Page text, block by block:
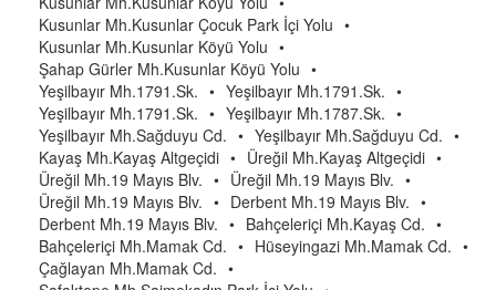
Kusunlar Mh.Kusunlar Çocuk Park İçi Yolu •
Kusunlar Mh.Kusunlar Köyü Yolu •
Şahap Gürler Mh.Kusunlar Köyü Yolu •
Yeşilbayır Mh.1791.Sk. • Yeşilbayır Mh.1791.Sk. •
Yeşilbayır Mh.1791.Sk. • Yeşilbayır Mh.1787.Sk. •
Yeşilbayır Mh.Sağduyu Cd. • Yeşilbayır Mh.Sağduyu Cd. •
Kayaş Mh.Kayaş Altgeçidi • Üreğil Mh.Kayaş Altgeçidi •
Üreğil Mh.19 Mayıs Blv. • Üreğil Mh.19 Mayıs Blv. •
Üreğil Mh.19 Mayıs Blv. • Derbent Mh.19 Mayıs Blv. •
Derbent Mh.19 Mayıs Blv. • Bahçeleriçi Mh.Kayaş Cd. •
Bahçeleriçi Mh.Mamak Cd. • Hüseyingazi Mh.Mamak Cd. •
Çağlayan Mh.Mamak Cd. •